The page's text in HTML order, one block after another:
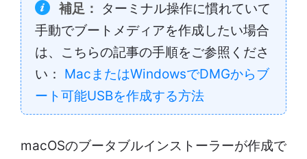
補足：
ターミナル操作に慣れていて
手動でブートメディアを作成したい場合
は、こちらの記事の手順をご参照くださ
い： MacまたはWindowsでDMGからブ
ート可能USBを作成する方法
macOSのブータブルインストーラーが作成で